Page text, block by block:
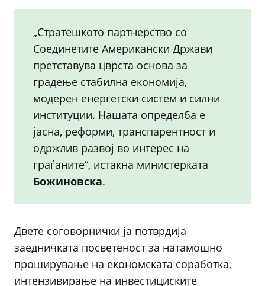
„Стратешкото партнерство со
Соединетите Американски Држави
претставува цврста основа за
градење стабилна економија,
модерен енергетски систем и силни
институции. Нашата определба е
јасна, реформи, транспарентност и
одржлив развој во интерес на
граѓаните“, истакна министерката
Божиновска.
Двете соговорнички ја потврдија
заедничката посветеност за натамошно
проширување на економската соработка,
интензивирање на инвестициските